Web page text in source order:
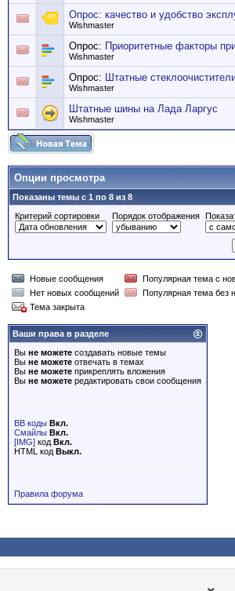
Опрос: качество и удобство
Wishmaster
Опрос: Приоритетные факторы
Wishmaster
Опрос: Штатные
Wishmaster
Штатные шины на Лада Ларгус
Wishmaster
Опции просмотра
Показаны темы с 1 по 8 из 8
Критерий сортировки
Порядок отображения
Новые сообщения
Популярная тема с
Нет новых сообщений
Популярная тема без
Тема закрыта
Ваши права в разделе
Вы не можете создавать новые темы
Вы не можете отвечать в темах
Вы не можете прикреплять вложения
Вы не можете редактировать свои сообщения
BB коды Вкл.
Смайлы Вкл.
[IMG] код Вкл.
HTML код Выкл.
Правила форума